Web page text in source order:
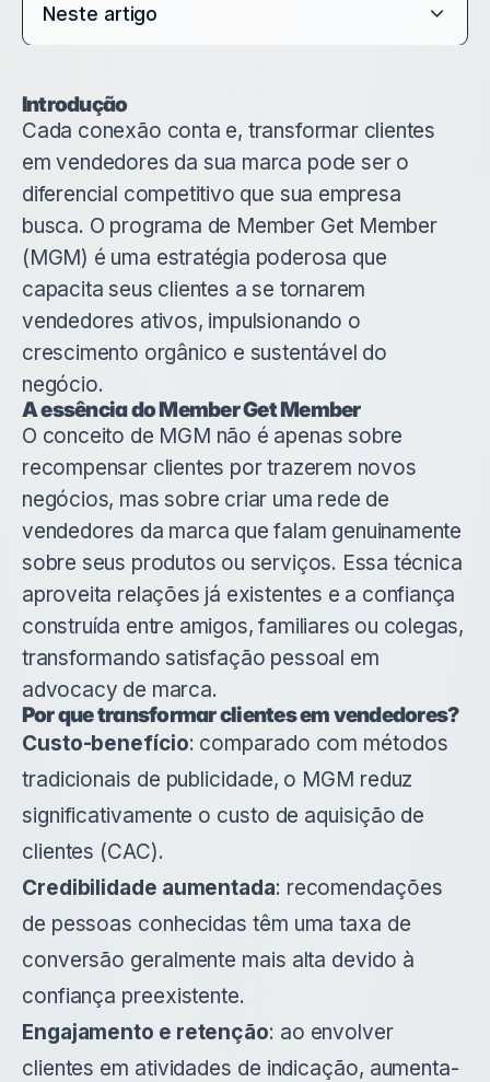
Neste artigo
Introdução
Cada conexão conta e, transformar clientes
em vendedores da sua marca pode ser o
diferencial competitivo que sua empresa
busca. O programa de Member Get Member
(MGM) é uma estratégia poderosa que
capacita seus clientes a se tornarem
vendedores ativos, impulsionando o
crescimento orgânico e sustentável do
negócio.
A essência do Member Get Member
O conceito de MGM não é apenas sobre
recompensar clientes por trazerem novos
negócios, mas sobre criar uma rede de
vendedores da marca que falam genuinamente
sobre seus produtos ou serviços. Essa técnica
aproveita relações já existentes e a confiança
construída entre amigos, familiares ou colegas,
transformando satisfação pessoal em
advocacy de marca.
Por que transformar clientes em vendedores?
Custo-benefício: comparado com métodos
tradicionais de publicidade, o MGM reduz
significativamente o custo de aquisição de
clientes (CAC).
Credibilidade aumentada: recomendações
de pessoas conhecidas têm uma taxa de
conversão geralmente mais alta devido à
confiança preexistente.
Engajamento e retenção: ao envolver
clientes em atividades de indicação, aumenta-